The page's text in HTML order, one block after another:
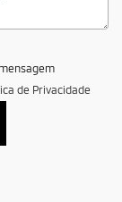
de Privacidade